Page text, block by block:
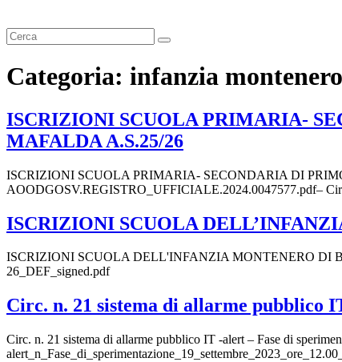
Categoria: infanzia montenero
ISCRIZIONI SCUOLA PRIMARIA-
MAFALDA A.S.25/26
ISCRIZIONI SCUOLA PRIMARIA- SECONDARIA DI
AOODGOSV.REGISTRO_UFFICIALE.2024.0047577.pdf–
ISCRIZIONI SCUOLA
ISCRIZIONI SCUOLA DELL'INFANZIA MONTENERO DI
26_DEF_signed.pdf
Circ. n. 21 sistema di allarme pubblico
Circ. n. 21 sistema di allarme pubblico IT -alert – Fase di